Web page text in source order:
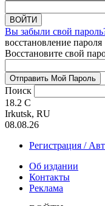
Вы забыли свой
восстановление пароля
Восстановите свой
Поиск
18.2 C
Irkutsk, RU
08.08.26
Регистрация /
Об издании
Контакты
Реклама